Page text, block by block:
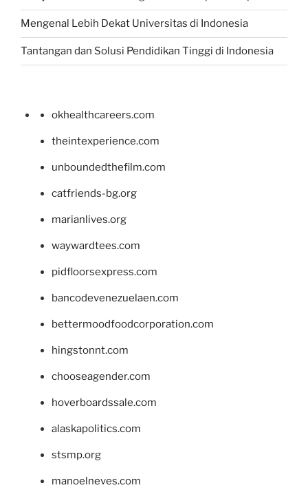
Mengenal Lebih Dekat Universitas di Indonesia
Tantangan dan Solusi Pendidikan Tinggi di Indonesia
okhealthcareers.com
theintexperience.com
unboundedthefilm.com
catfriends-bg.org
marianlives.org
waywardtees.com
pidfloorsexpress.com
bancodevenezuelaen.com
bettermoodfoodcorporation.com
hingstonnt.com
chooseagender.com
hoverboardssale.com
alaskapolitics.com
stsmp.org
manoelneves.com